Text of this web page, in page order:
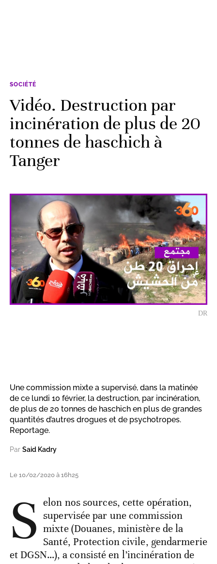
SOCIÉTÉ
Vidéo. Destruction par
incinération de plus de 20
tonnes de haschich à
Tanger
DR
Une commission mixte a supervisé, dans la matinée
de ce lundi 10 février, la destruction, par incinération,
de plus de 20 tonnes de haschich en plus de grandes
quantités d’autres drogues et de psychotropes.
Reportage.
Par Said Kadry
Le 10/02/2020 à 16h25
S elon nos sources, cette opération,
supervisée par une commission
mixte (Douanes, ministère de la
Santé, Protection civile, gendarmerie
et DGSN…), a consisté en l’incinération de